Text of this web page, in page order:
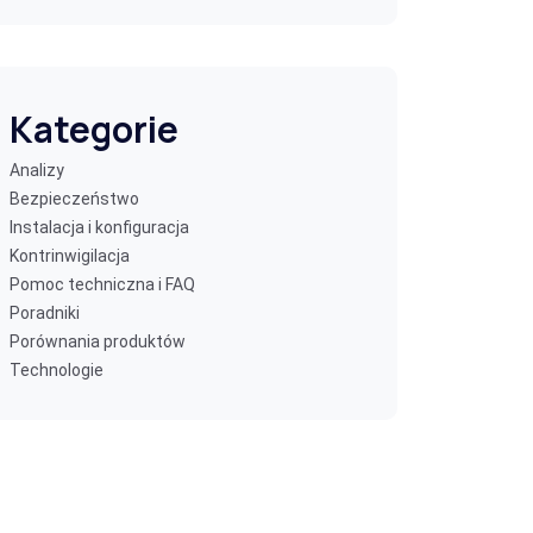
Kategorie
Analizy
Bezpieczeństwo
Instalacja i konfiguracja
Kontrinwigilacja
Pomoc techniczna i FAQ
Poradniki
Porównania produktów
Technologie